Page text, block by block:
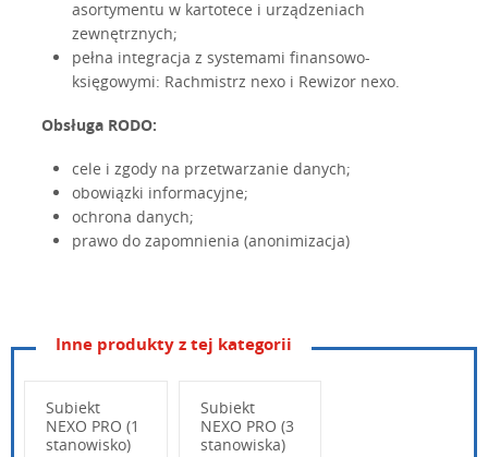
asortymentu w kartotece i urządzeniach
zewnętrznych;
pełna integracja z systemami finansowo-
księgowymi: Rachmistrz nexo i Rewizor nexo.
Obsługa RODO:
cele i zgody na przetwarzanie danych;
obowiązki informacyjne;
ochrona danych;
prawo do zapomnienia (anonimizacja)
Inne produkty z tej kategorii
Subiekt
NEXO PRO (1
stanowisko)
Subiekt
NEXO PRO (3
stanowiska)